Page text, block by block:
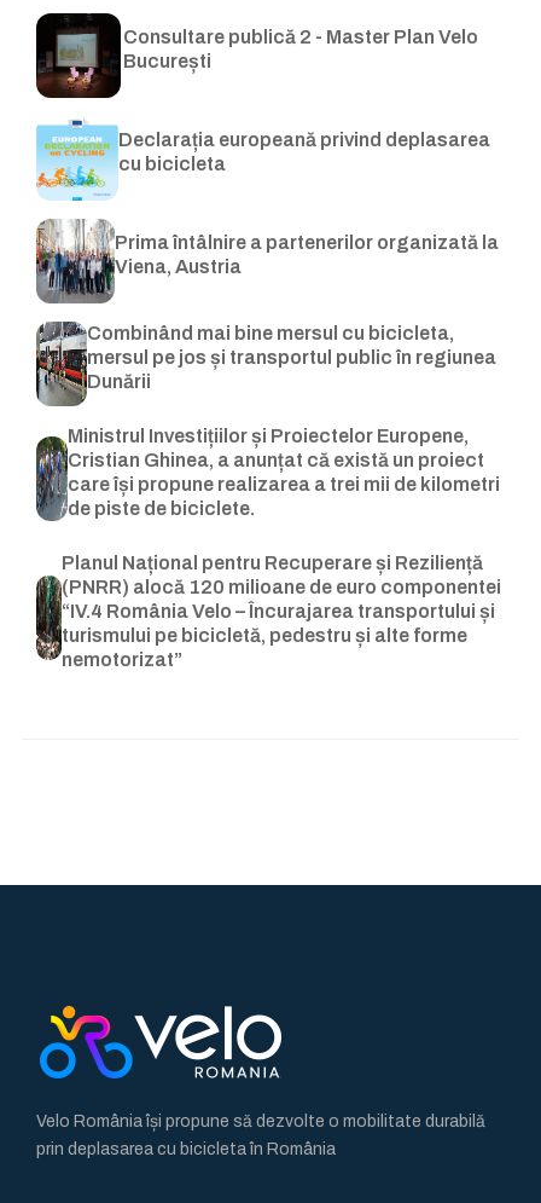
Consultare publică 2 - Master Plan Velo
București
Declarația europeană privind deplasarea
cu bicicleta
Prima întâlnire a partenerilor organizată la
Viena, Austria
Combinând mai bine mersul cu bicicleta,
mersul pe jos și transportul public în regiunea
Dunării
Ministrul Investițiilor și Proiectelor Europene,
Cristian Ghinea, a anunțat că există un proiect
care își propune realizarea a trei mii de kilometri
de piste de biciclete.
Planul Național pentru Recuperare și Reziliență
(PNRR) alocă 120 milioane de euro componentei
“IV.4 România Velo – Încurajarea transportului și
turismului pe bicicletă, pedestru și alte forme
nemotorizat”
Velo România își propune să dezvolte o mobilitate durabilă
prin deplasarea cu bicicleta în România